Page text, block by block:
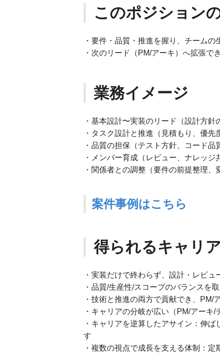
このポジション
・要件・品質・推進を握り、チームの
・次のリード（PM/アーキ）へ拡張で
業務イメージ
・基本設計〜実装のリード（設計方針
・タスク設計と推進（見積もり、優先
・品質の担保（テスト方針、コード品
・メンバー育成（レビュー、ナレッジ
・関係者との調整（要件の前提整理、
案件事例はこちら
得られるキャリ
・実装だけで終わらず、設計・レビ
・品質/生産性/スコープのバランスを
・技術と推進の両方で貢献でき、PM/
・キャリアの分岐が広い（PM/アーキ/
・キャリアを逆算したアサイン：伸
す
・複数の視点で成長を支える体制：